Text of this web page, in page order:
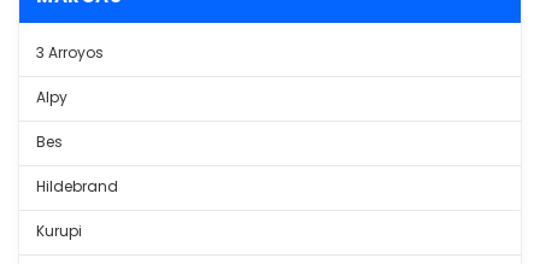
3 Arroyos
Alpy
Bes
Hildebrand
Kurupi